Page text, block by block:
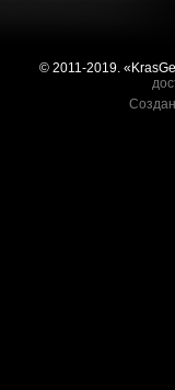
© 2011-2019.